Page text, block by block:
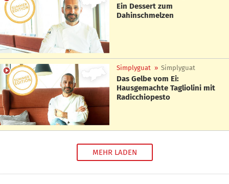
Ein Dessert zum
Dahinschmelzen
Simplyguat » Simplyguat
Das Gelbe vom Ei:
Hausgemachte Tagliolini mit
Radicchiopesto
MEHR LADEN